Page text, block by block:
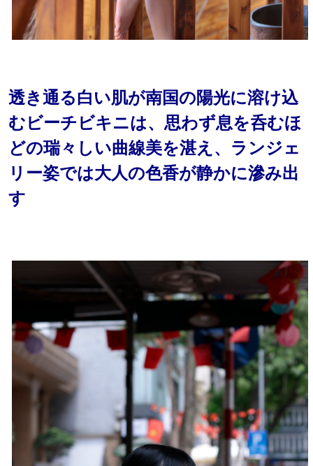
透き通る白い肌が南国の陽光に溶け込
むビーチビキニは、思わず息を呑むほ
どの瑞々しい曲線美を湛え、ランジェ
リー姿では大人の色香が静かに滲み出
す